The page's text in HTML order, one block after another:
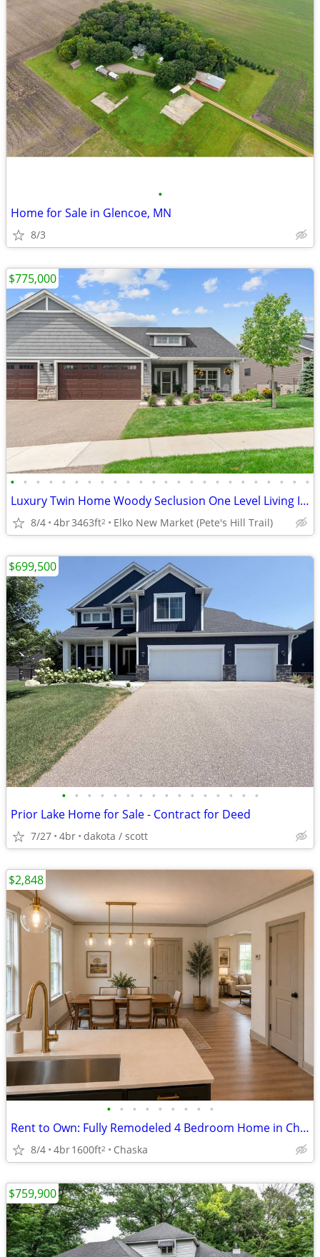
•
Home for Sale in Glencoe, MN
8/3
• • • • • • • • • • • • • • • • • • • • • • • •
Luxury Twin Home Woody Seclusion One Level Living Intelligent Design
8/4 4br3463ft2 Elko New Market (Pete's Hill Trail)
$775,000
• • • • • • • • • • • • • • • •
Prior Lake Home for Sale - Contract for Deed
7/27 4br dakota / scott
$699,500
• • • • • • • • •
Rent to Own: Fully Remodeled 4 Bedroom Home in Chaska
8/4 4br1600ft2 Chaska
$2,848
$759,900